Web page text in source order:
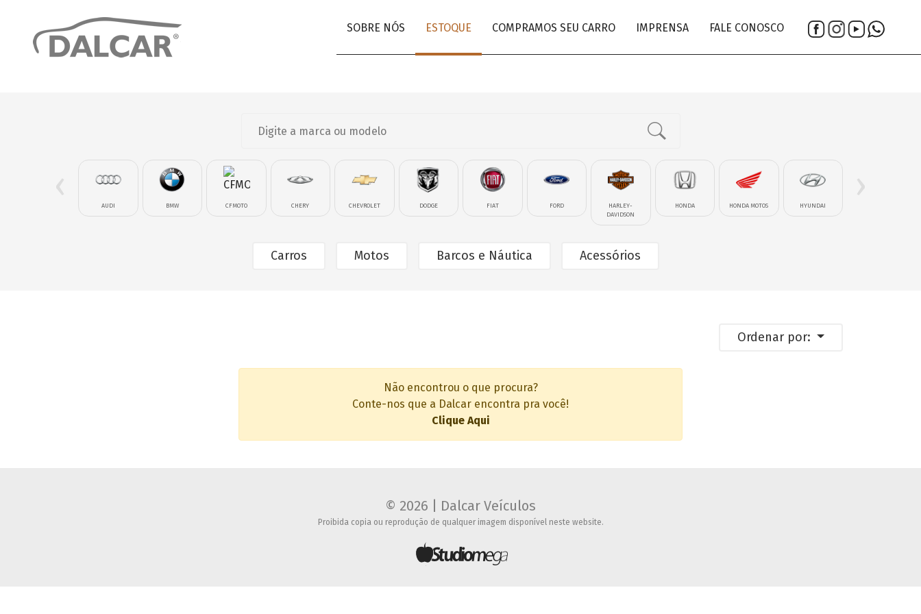
SOBRE NÓS ESTOQUE COMPRAMOS SEU CARRO IMPRENSA FALE CONOSCO
AUDI BMW CFMOTO CHERY CHEVROLET DODGE FIAT FORD
HARLEY-
DAVIDSON
HONDA HONDA MOTOS HYUNDAI
‹ ›
Carros Motos Barcos e Náutica Acessórios
Ordenar por:
Não encontrou o que procura?
Conte-nos que a Dalcar encontra pra você!
Clique Aqui
© 2026 | Dalcar Veículos
Proibida copia ou reprodução de qualquer imagem disponível neste website.